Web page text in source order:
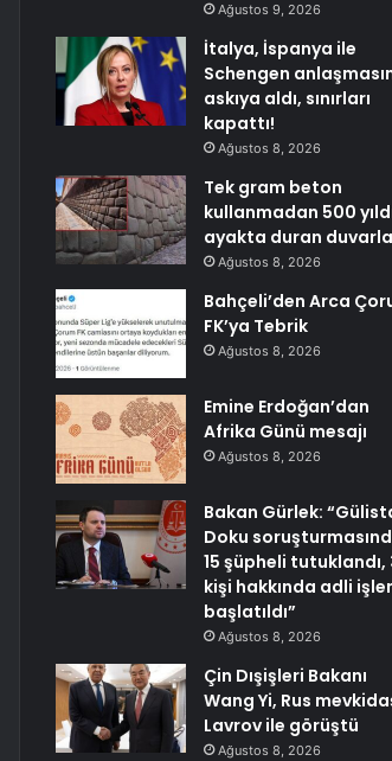
Ağustos 9, 2026
İtalya, İspanya ile
Schengen
askıya aldı, sınırları
kapattı!
Ağustos 8, 2026
Tek gram beton
kullanmadan 500
ayakta duran
Ağustos 8, 2026
Bahçeli’den Arca
FK’ya Tebrik
Ağustos 8, 2026
Emine Erdoğan’dan
Afrika Günü mesajı
Ağustos 8, 2026
Bakan Gürlek:
Doku
15 şüpheli tutuklandı,
kişi hakkında adli
başlatıldı”
Ağustos 8, 2026
Çin Dışişleri Bakanı
Wang Yi, Rus
Lavrov ile görüştü
Ağustos 8, 2026